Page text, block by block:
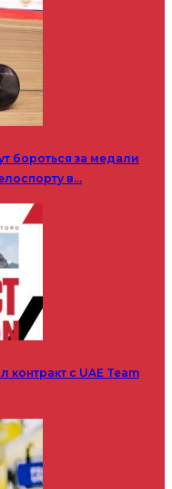
бороться за медали
в…
с UAE Team